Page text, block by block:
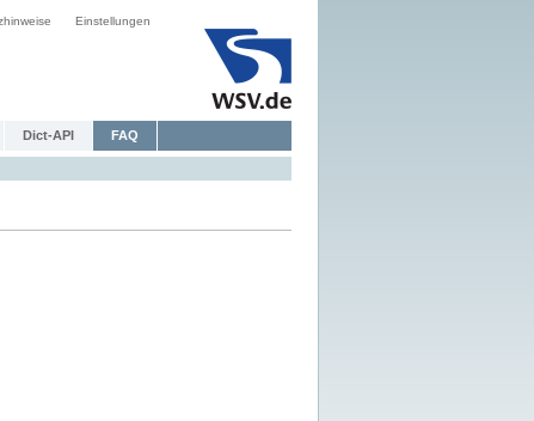
Einstellungen
Dict-API FAQ